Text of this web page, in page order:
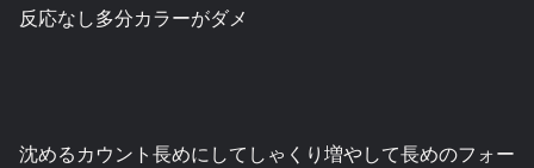
反応なし多分カラーがダメ
沈めるカウント長めにしてしゃくり増やして長めのフォー